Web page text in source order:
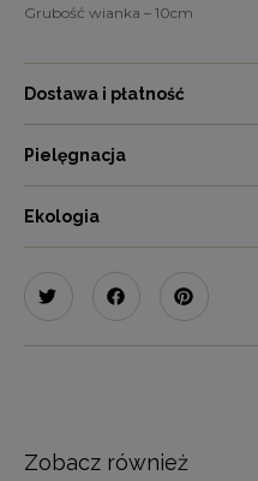
Grubość wianka – 10cm
Dostawa i płatność
Pielęgnacja
Ekologia
Zobacz również